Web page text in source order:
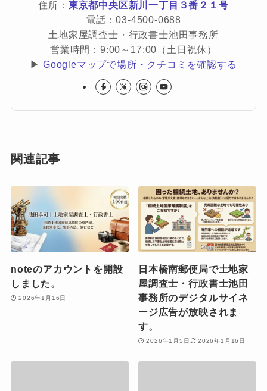
住所： 東京都中央区新川一丁目３番２１号
電話：03-4500-0688
土地家屋調査士・行政書士池田事務所
営業時間：9:00～17:00（土日祝休）
▶ Googleマップで場所・クチコミを確認する
関連記事
noteのアカウントを開設
しました。
2026年1月16日
日本橋南郵便局で土地家
屋調査士・行政書士池田
事務所のデジタルサイネ
ージ広告が放映されま
す。
2026年1月5日 2026年1月16日